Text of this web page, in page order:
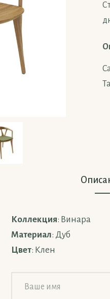
Коллекция: Винара
Материал: Дуб
Цвет: Клен